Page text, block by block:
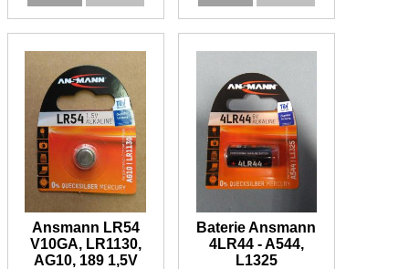
Ansmann LR54
V10GA, LR1130,
AG10, 189 1,5V
Baterie Ansmann
4LR44 - A544,
L1325